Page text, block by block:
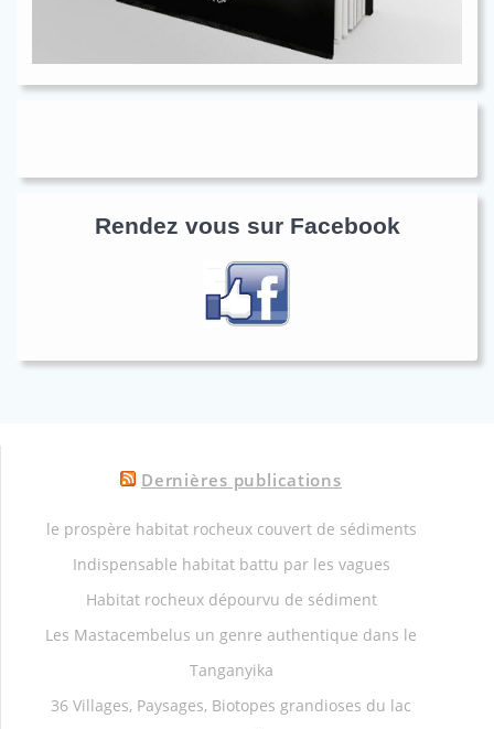
Rendez vous sur Facebook
Dernières publications
le prospère habitat rocheux couvert de sédiments
Indispensable habitat battu par les vagues
Habitat rocheux dépourvu de sédiment
Les Mastacembelus un genre authentique dans le
Tanganyika
36 Villages, Paysages, Biotopes grandioses du lac